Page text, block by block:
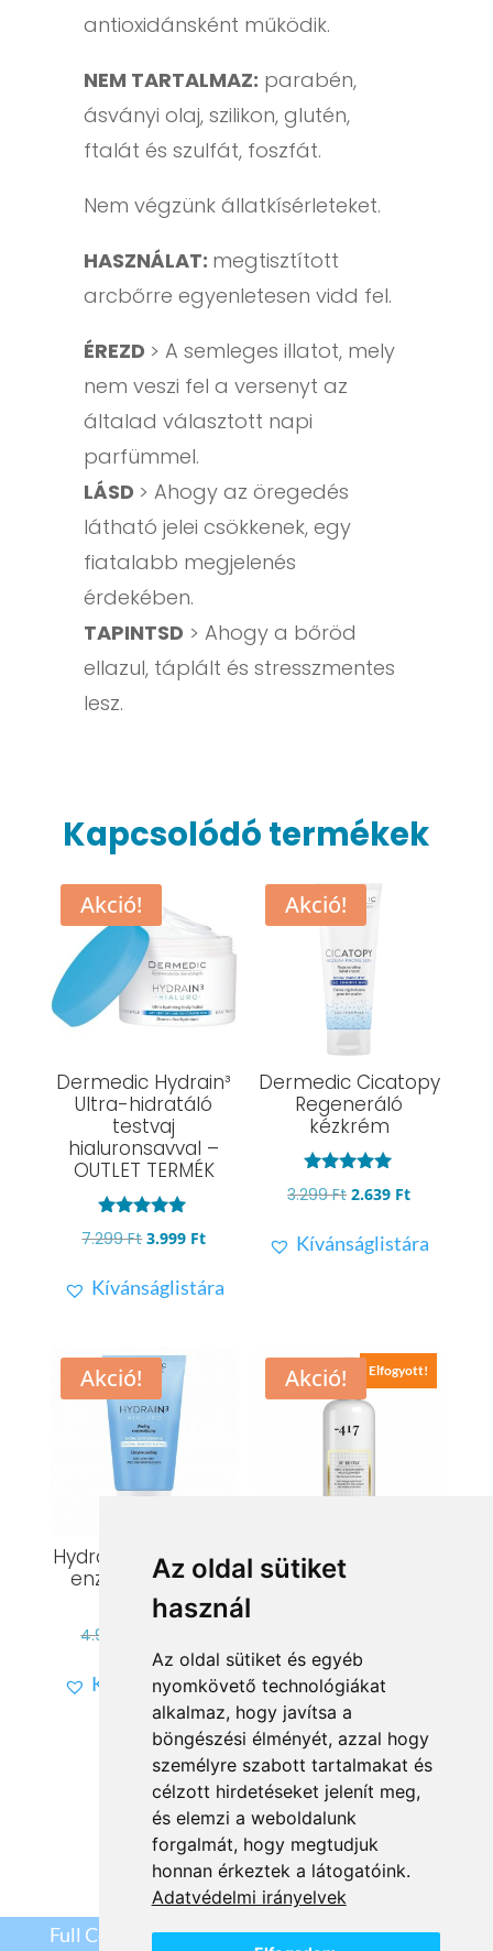
Az oldal sütiket
használ
Az oldal sütiket és egyéb
nyomkövető technológiákat
alkalmaz, hogy javítsa a
böngészési élményét, azzal hogy
személyre szabott tartalmakat és
célzott hirdetéseket jelenít meg,
és elemzi a weboldalunk
forgalmát, hogy megtudjuk
honnan érkeztek a látogatóink.
Adatvédelmi irányelvek
antioxidánsként működik.
NEM TARTALMAZ: parabén,
ásványi olaj, szilikon, glutén,
ftalát és szulfát, foszfát.
Nem végzünk állatkísérleteket.
HASZNÁLAT: megtisztított
arcbőrre egyenletesen vidd fel.
ÉREZD > A semleges illatot, mely
nem veszi fel a versenyt az
általad választott napi
parfümmel.
LÁSD > Ahogy az öregedés
látható jelei csökkenek, egy
fiatalabb megjelenés
érdekében.
TAPINTSD > Ahogy a bőröd
ellazul, táplált és stresszmentes
lesz.
Kapcsolódó termékek
Akció!
Dermedic Hydrain³
Ultra-hidratáló
testvaj
hialuronsavval –
OUTLET TERMÉK
Értékelés:
5.00
7.299FtOriginal
was:
3.999 FtCurrent
is:
Kívánságlistára
Akció!
Dermedic Cicatopy
Regeneráló
kézkrém
Értékelés:
4.95
3.299Ft Original
was:
2.639 FtCurrent
is:
Kívánságlistára
Akció!
Hydrain³ Hámlasztó
enzim – OUTLET
TERMÉK
4.999
price
was:
4.999 Ft.
price
is:
1.499 Ft.
Kívánságlistára
Akció! Elfogyott!
-417 Re-Define
Gyengéd, tápláló
price
was:
9.189 Ft.
Kívánságlistára
Vissza a kategóriákhoz
Full Cosmetix Kft©